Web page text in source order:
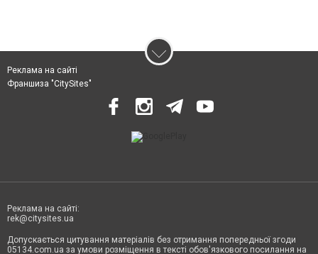
Реклама на сайті
Франшиза "CitySites"
Реклама на сайті:
rek@citysites.ua
Допускається цитування матеріалів без отримання попередньої згоди
05134.com.ua за умови розміщення в тексті обов'язкового посилання на